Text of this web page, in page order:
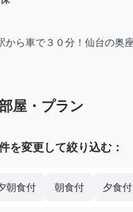
屋・プラン
を変更して絞り込む：
朝食付 朝食付 夕食付